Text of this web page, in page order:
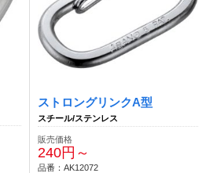
ストロングリンクA型
スチール/ステンレス
販売価格
240円～
品番：AK12072